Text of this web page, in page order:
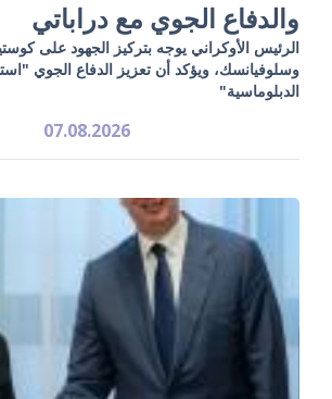
والدفاع الجوي مع دراباتي
الرئيس الأوكراني يوجه بتركيز الجهود على
وسلوفيانسك، ويؤكد أن تعزيز الدفاع الجوي
الدبلوماسية"
07.08.2026